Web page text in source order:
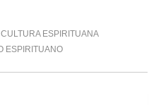
CULTURA ESPIRITUANA
ESPIRITUANO